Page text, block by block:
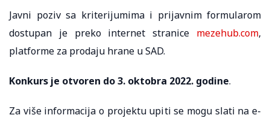
Javni poziv sa kriterijumima i prijavnim formularom
dostupan je preko internet stranice mezehub.com,
platforme za prodaju hrane u SAD.
Konkurs je otvoren do 3. oktobra 2022. godine.
Za više informacija o projektu upiti se mogu slati na e-